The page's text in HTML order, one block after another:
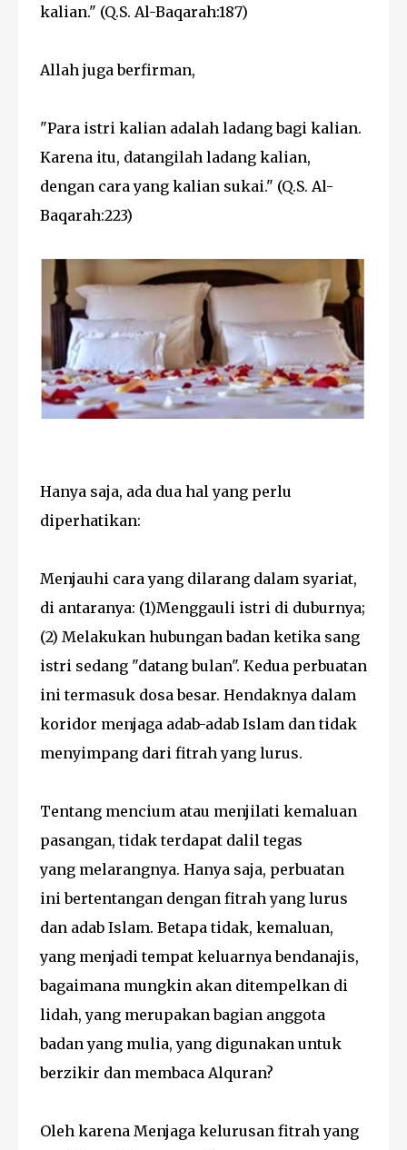
kalian." (Q.S. Al-Baqarah:187)
Allah juga berfirman,
"Para istri kalian adalah ladang bagi kalian.
Karena itu, datangilah ladang kalian,
dengan cara yang kalian sukai." (Q.S. Al-
Baqarah:223)
Hanya saja, ada dua hal yang perlu
diperhatikan:
Menjauhi cara yang dilarang dalam syariat,
di antaranya: (1)Menggauli istri di duburnya;
(2) Melakukan hubungan badan ketika sang
istri sedang "datang bulan". Kedua perbuatan
ini termasuk dosa besar. Hendaknya dalam
koridor menjaga adab-adab Islam dan tidak
menyimpang dari fitrah yang lurus.
Tentang mencium atau menjilati kemaluan
pasangan, tidak terdapat dalil tegas
yang melarangnya. Hanya saja, perbuatan
ini bertentangan dengan fitrah yang lurus
dan adab Islam. Betapa tidak, kemaluan,
yang menjadi tempat keluarnya bendanajis,
bagaimana mungkin akan ditempelkan di
lidah, yang merupakan bagian anggota
badan yang mulia, yang digunakan untuk
berzikir dan membaca Alquran?
Oleh karena Menjaga kelurusan fitrah yang